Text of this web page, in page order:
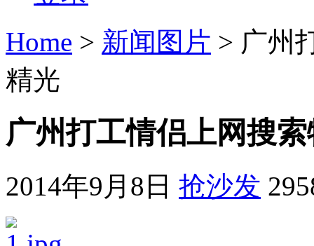
Home > 新闻图片 > 广州
精光
广州打工情侣上网搜
2014年9月8日 抢沙发